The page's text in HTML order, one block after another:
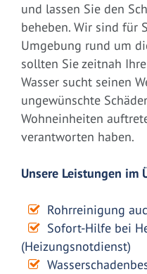
und lassen Sie den
beheben. Wir sind für
Umgebung rund um
sollten Sie zeitnah
Wasser sucht seinen
ungewünschte
Wohneinheiten
verantworten haben.
Unsere Leistungen im
Rohrreinigung
Sofort-Hilfe bei
(Heizungsnotdienst)